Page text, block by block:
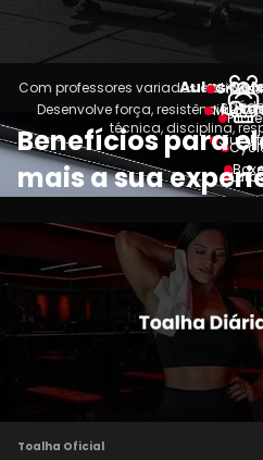
Aulas
Com professores variados e
Desenvolve força, resistência,
técnica, disciplina,
Muay
Jiu-
Boxe
Benefícios para
mais a sua
Toalha Oficial